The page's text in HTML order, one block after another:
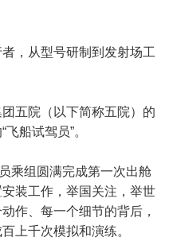
，从型号研制到发射场工
五院（以下简称五院）的
船试驾员”。
乘组圆满完成第一次出舱
装工作，举国关注，举世
作、每一个细节的背后，
上千次模拟和演练。